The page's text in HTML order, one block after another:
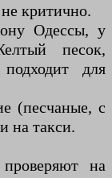
критично.
Одессы, у
песок,
для
(песчаные, с
на такси.
на